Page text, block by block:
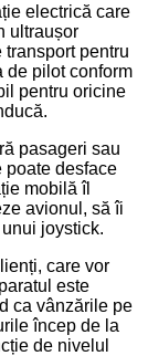
electrică care
ultraușor
pentru
de pilot conform
pentru oricine
pasageri sau
poate desface
mobilă îl
avionul, să îi
joystick.
care vor
este
ca vânzările pe
încep de la
de nivelul